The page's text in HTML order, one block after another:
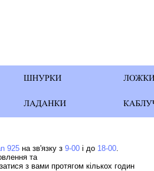
925 на зв'язку з 9-00 і до 18-00
та
з вами протягом кількох годин